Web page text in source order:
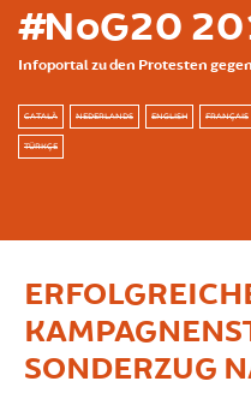
Skip to main content
#NoG20
Infoportal zu den Protesten
CATALÀ NEDERLANDS ENGLISH FRANÇAIS
TÜRKÇE
SONDERZUG